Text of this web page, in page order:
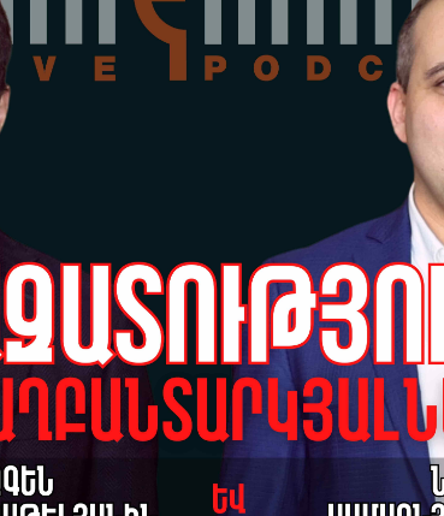
թիրախավորես,
է
հյուրընկալել է իրավապաշտպան Ժաննա
արդյունքները, բռնաճնշումները,